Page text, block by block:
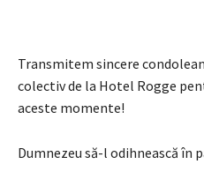
Transmitem sincere
colectiv de la Hotel Rogge
aceste momente!
Dumnezeu să-l odihnească în